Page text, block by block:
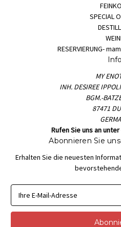
SPECIAL
RESERVIERUNG-
Info
MY
INH. DESIREE
BGM.-
87471
Rufen Sie uns an unter
Abonnieren Sie
Erhalten Sie die neuesten
E
M